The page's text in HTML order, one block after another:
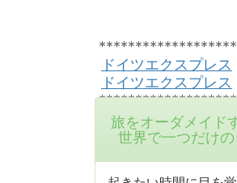
ドイツエクスプレス
ドイツエクスプレス
旅をオーダメイド
世界で一つだけの